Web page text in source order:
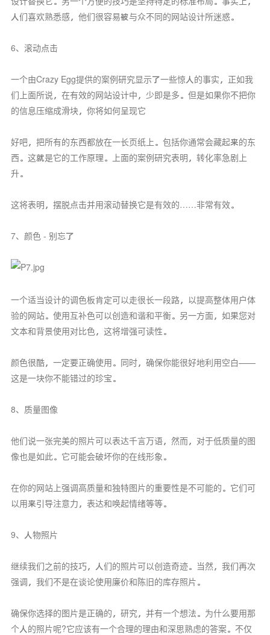
人们喜欢熟悉感，他们很容易被与众不同的网站设计所迷惑。
6、滚动点击
一个由Crazy Egg提供的案例研究显示了一些惊人的事实，正如我
们上面所说，在有效的网站设计中，少即是多。但是如果你不把你
的信息压缩成滑块，你将如何呈现它
好吧，把所有的东西都放在一长页纸上。包括你通常会藏起来的东
西。这就是它的工作原理。上面的案例研究表明，转化率急剧上
升。
这将表明，摆脱点击并用滚动替换它是有效的……非常有效。
7、颜色 - 别忘了
一个适当设计的调色板肯定可以走很长一段路，以提高整体用户体
验的网站。使用互补色可以创造和谐和平衡。另一方面，如果您对
文本和背景使用对比色，这将增强可读性。
颜色很酷，一定要正确使用。同时，确保你能很好地利用空白——
这是一块你不能错过的珍宝。
8、质量图像
他们说一张完美的照片可以表达千言万语，然而，对于低质量的图
像也是如此。它可能会破坏你的在线形象。
在你的网站上强调高质量和独特图片的重要性是不可能的。它们可
以用来引导注意力，表达和唤起情绪等等。
9、人物照片
继续我们之前的技巧，人们的照片可以创造奇迹。当然，我们再次
强调，我们不是在谈论使用廉价和陈旧的库存照片。
确保你选择的图片是正确的，研究，并有一个想法。为什么要用那
个人的照片呢?它应该有一个合理的理由和深思熟虑的答案。不仅